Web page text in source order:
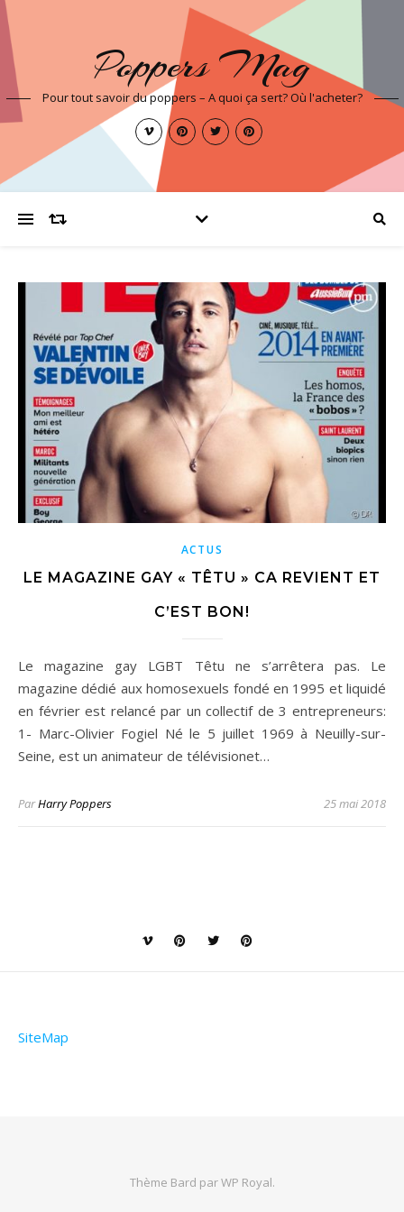
Poppers Mag
Pour tout savoir du poppers – A quoi ça sert? Où l'acheter?
ACTUS
LE MAGAZINE GAY « TÊTU » CA REVIENT ET
C’EST BON!
Le magazine gay LGBT Têtu ne s’arrêtera pas. Le
magazine dédié aux homosexuels fondé en 1995 et liquidé
en février est relancé par un collectif de 3 entrepreneurs:
1- Marc-Olivier Fogiel Né le 5 juillet 1969 à Neuilly-sur-
Seine, est un animateur de télévisionet…
ParHarry Poppers 25 mai 2018
SiteMap
Thème Bard parWP Royal.